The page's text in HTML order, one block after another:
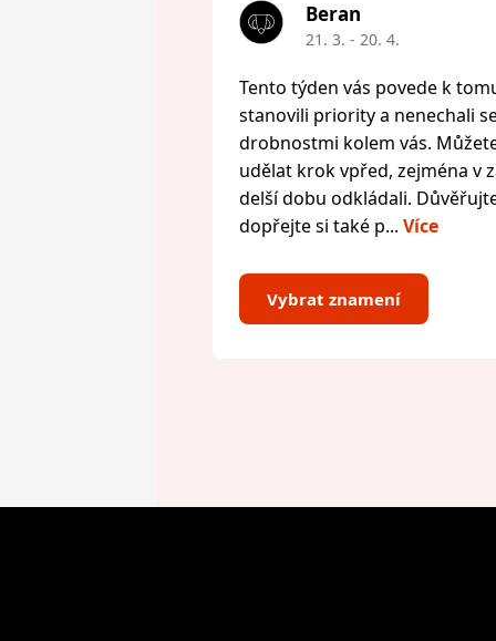
Beran
21. 3. - 20. 4.
Tento týden vás povede k
stanovili priority a nenechali
drobnostmi kolem vás.
udělat krok vpřed, zejména v
delší dobu odkládali.
dopřejte si také p... Více
Vybrat znamení